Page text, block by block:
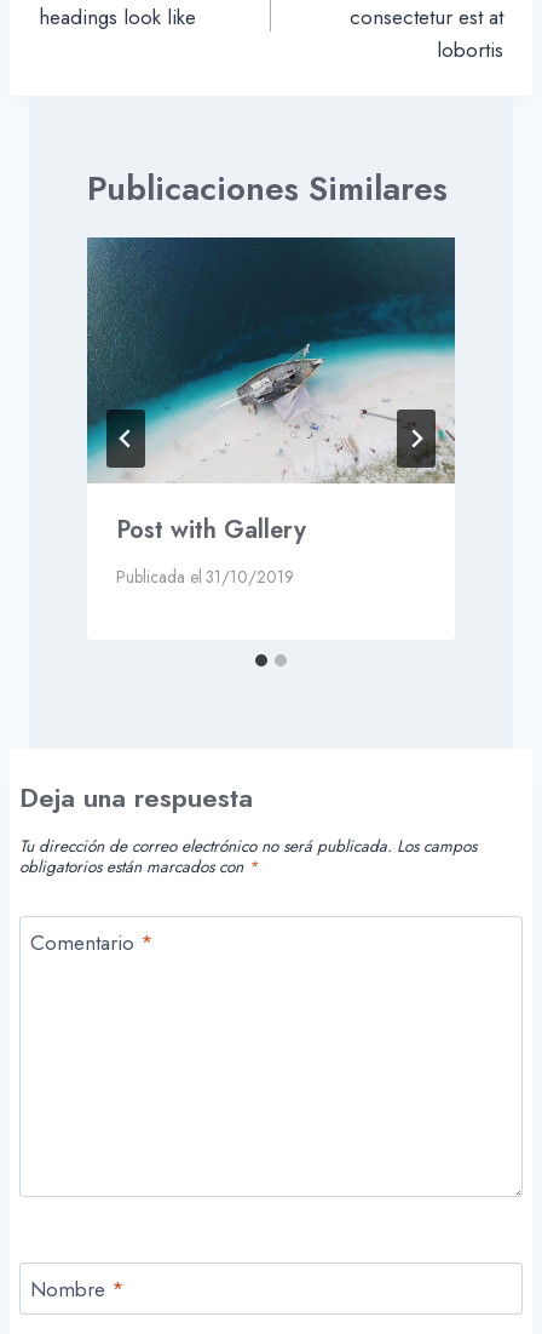
entradas
headings look like
consectetur est at
lobortis
Publicaciones Similares
Post with Gallery
Publicada el 31/10/2019
Deja una respuesta
Tu dirección de correo electrónico no será publicada. Los campos
obligatorios están marcados con *
Comentario *
Nombre *